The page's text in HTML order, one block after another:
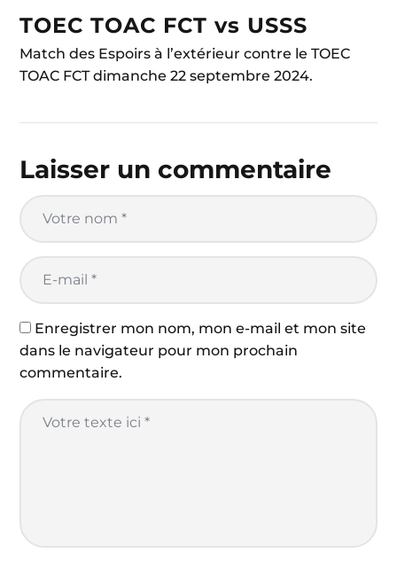
TOEC TOAC FCT vs USSS
Match des Espoirs à l’extérieur contre le TOEC
TOAC FCT dimanche 22 septembre 2024.
Laisser un commentaire
Enregistrer mon nom, mon e-mail et mon site
dans le navigateur pour mon prochain
commentaire.